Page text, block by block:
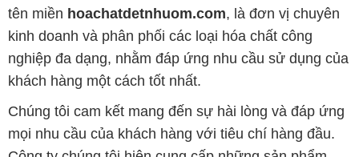
tên miền hoachatdetnhuom.com, là đơn vị chuyên
kinh doanh và phân phối các loại hóa chất công
nghiệp đa dạng, nhằm đáp ứng nhu cầu sử dụng của
khách hàng một cách tốt nhất.
Chúng tôi cam kết mang đến sự hài lòng và đáp ứng
mọi nhu cầu của khách hàng với tiêu chí hàng đầu.